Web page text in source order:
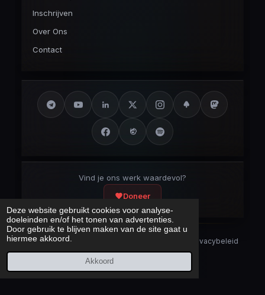
Deze website gebruikt cookies voor analyse-
doeleinden en/of het tonen van advertenties.
Door gebruik te blijven maken van de site gaat u
hiermee akkoord.
Akkoord
Inschrijven
Over Ons
Contact
Vind je ons werk waardevol?
Doneer
Security Disclaimer
Privacybeleid
CookieverklaringSitemap
Laatst bijgewerkt: